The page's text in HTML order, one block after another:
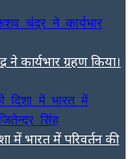
कार्यभार ग्रहण किया।
में भारत में परिवर्तन की